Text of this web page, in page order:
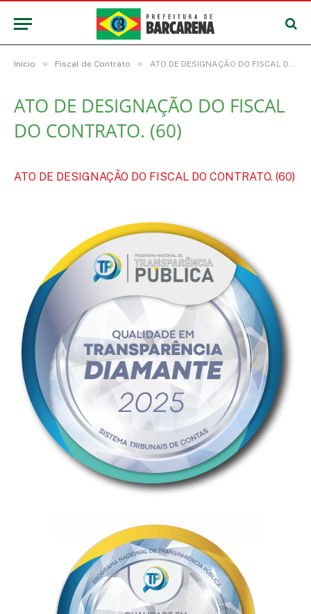
Início » Fiscal de Contrato » ATO DE DESIGNAÇÃO DO FISCAL DO CONTRATO. (60)
ATO DE DESIGNAÇÃO DO FISCAL
DO CONTRATO. (60)
ATO DE DESIGNAÇÃO DO FISCAL DO CONTRATO. (60)